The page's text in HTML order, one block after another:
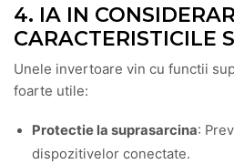
4. IA IN
CARACTERISTICILE
Unele invertoare vin cu functii
foarte utile:
Protectie la suprasarcina:
dispozitivelor conectate.